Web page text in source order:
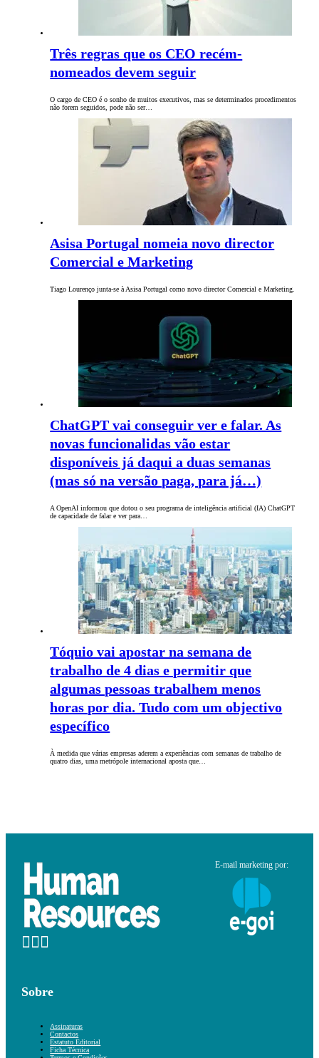
Três regras que os CEO recém-
nomeados devem seguir
O cargo de CEO é o sonho de muitos executivos, mas se determinados procedimentos
não forem seguidos, pode não ser…
Asisa Portugal nomeia novo director
Comercial e Marketing
Tiago Lourenço junta-se à Asisa Portugal como novo director Comercial e Marketing.
ChatGPT vai conseguir ver e falar. As
novas funcionalidas vão estar
disponíveis já daqui a duas semanas
(mas só na versão paga, para já…)
A OpenAI informou que dotou o seu programa de inteligência artificial (IA) ChatGPT
de capacidade de falar e ver para…
Tóquio vai apostar na semana de
trabalho de 4 dias e permitir que
algumas pessoas trabalhem menos
horas por dia. Tudo com um objectivo
específico
À medida que várias empresas aderem a experiências com semanas de trabalho de
quatro dias, uma metrópole internacional aposta que…
E-mail marketing por:
Sobre
Assinaturas
Contactos
Estatuto Editorial
Ficha Técnica